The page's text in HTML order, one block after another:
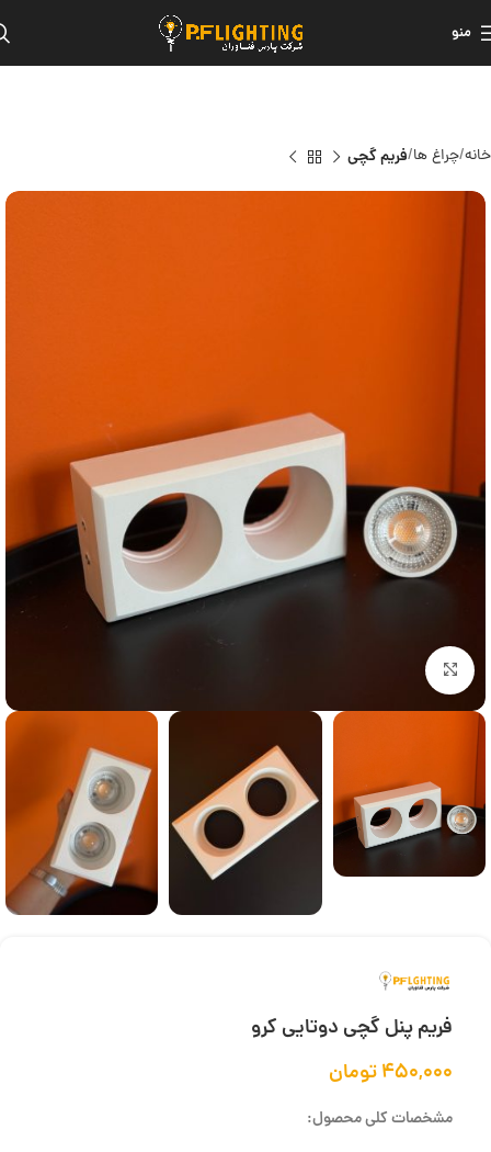
منو
خانه چراغ ها فریم گچی
بزرگنمایی تصویر
فریم پنل گچی دوتایی کرو
۴۵۰,۰۰۰تومان
مشخصات کلی محصول: